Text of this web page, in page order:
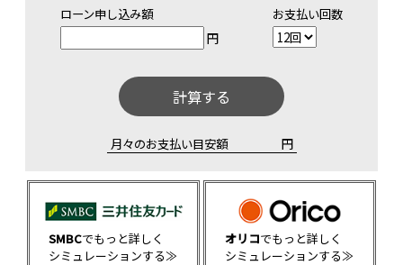
ローン申し込み額
円
お支払い回数
計算する
月々のお支払い目安額 円
SMBCでもっと詳しく
シミュレーションする≫
オリコでもっと詳しく
シミュレーションする≫